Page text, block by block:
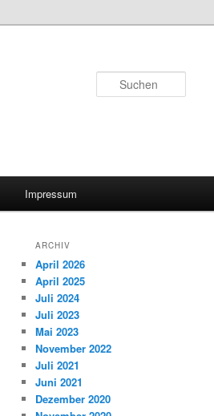
Impressum
ARCHIV
April 2026
April 2025
Juli 2024
Juli 2023
Mai 2023
November 2022
Juli 2021
Juni 2021
Dezember 2020